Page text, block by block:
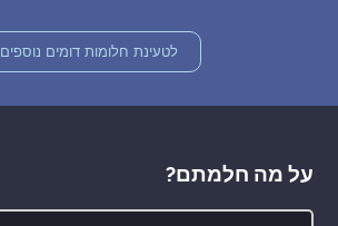
לטעינת חלומות דומים נוספים
על מה חלמתם?